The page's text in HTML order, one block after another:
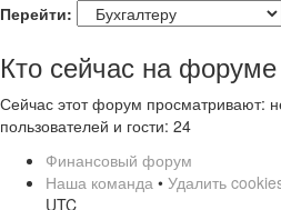
Перейти:
Кто сейчас на форуме
Сейчас этот форум просматривают:
пользователей и гости: 24
Финансовый форум
Наша команда • Удалить
UTC